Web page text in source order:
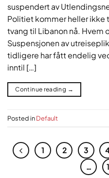
suspendert av
Politiet kommer heller ikke
tvang til Libanon nå. Hvem
Suspensjonen av
tidligere har fått endelig
inntil […]
Continue reading →
Posted inDefault
1 2 3
…